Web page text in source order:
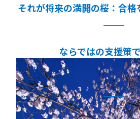
それが将来の満開の桜：合
ならではの支援策